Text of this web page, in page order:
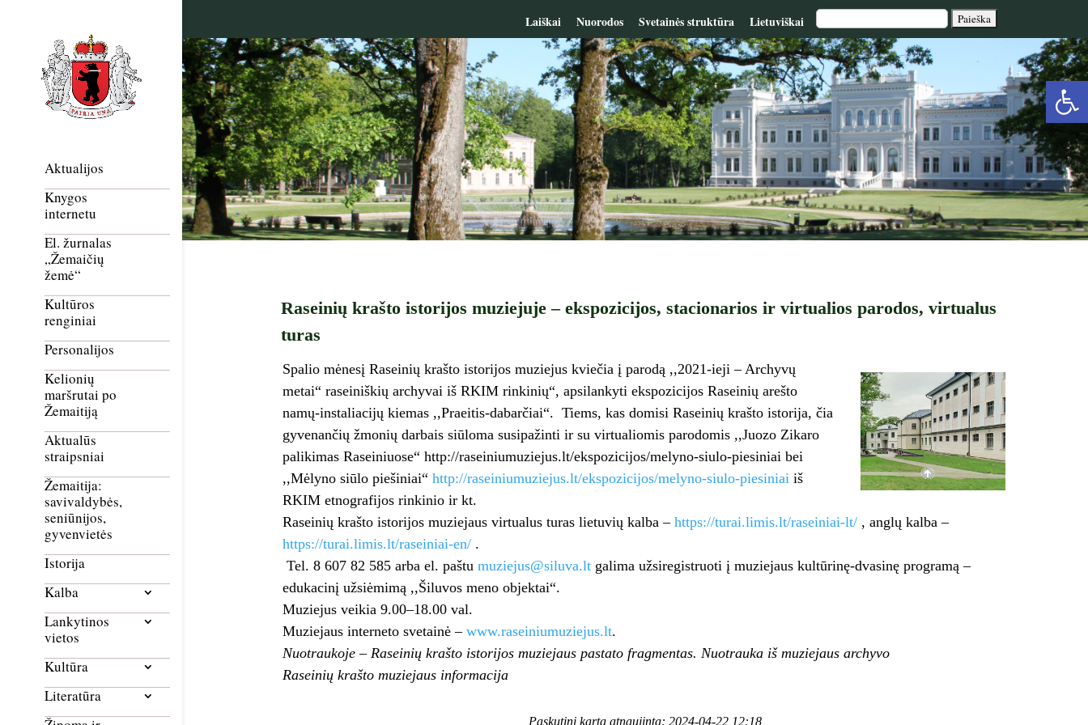
Laiškai Nuorodos Svetainės struktūra Lietuviškai
Aktualijos
Knygos
internetu
El. žurnalas
„Žemaičių
žemė“
Kultūros
renginiai
Personalijos
Kelionių
maršrutai po
Žemaitiją
Aktualūs
straipsniai
Žemaitija:
savivaldybės,
seniūnijos,
gyvenvietės
Istorija
Kalba
Lankytinos
vietos
Kultūra
Literatūra
Raseinių krašto istorijos muziejuje – ekspozicijos, stacionarios ir virtualios parodos, virtualus
turas
Spalio mėnesį Raseinių krašto istorijos muziejus kviečia į parodą ,,2021-ieji – Archyvų
metai“ raseiniškių archyvai iš RKIM rinkinių“, apsilankyti ekspozicijos Raseinių arešto
namų-instaliacijų kiemas ,,Praeitis-dabarčiai“. Tiems, kas domisi Raseinių krašto istorija, čia
gyvenančių žmonių darbais siūloma susipažinti ir su virtualiomis parodomis ,,Juozo Zikaro
palikimas Raseiniuose“ http://raseiniumuziejus.lt/ekspozicijos/melyno-siulo-piesiniai bei
,,Mėlyno siūlo piešiniai“ http://raseiniumuziejus.lt/ekspozicijos/melyno-siulo-piesiniai iš
RKIM etnografijos rinkinio ir kt.
Raseinių krašto istorijos muziejaus virtualus turas lietuvių kalba – https://turai.limis.lt/raseiniai-lt/, anglų kalba –
https://turai.limis.lt/raseiniai-en/.
Tel. 8 607 82 585 arba el. paštu muziejus@siluva.ltgalima užsiregistruoti į muziejaus kultūrinę-dvasinę programą –
edukacinį užsiėmimą ,,Šiluvos meno objektai“.
Muziejus veikia 9.00–18.00 val.
Muziejaus interneto svetainė – www.raseiniumuziejus.lt.
Nuotraukoje – Raseinių krašto istorijos muziejaus pastato fragmentas. Nuotrauka iš muziejaus archyvo
Raseinių krašto muziejaus informacija
Paskutinį kartą atnaujinta: 2024-04-22 12:18